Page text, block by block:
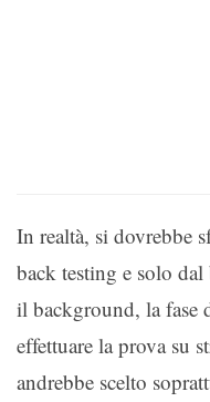
In realtà, si dovrebbe
back testing e solo
il background, la fase
effettuare la prova su
andrebbe scelto